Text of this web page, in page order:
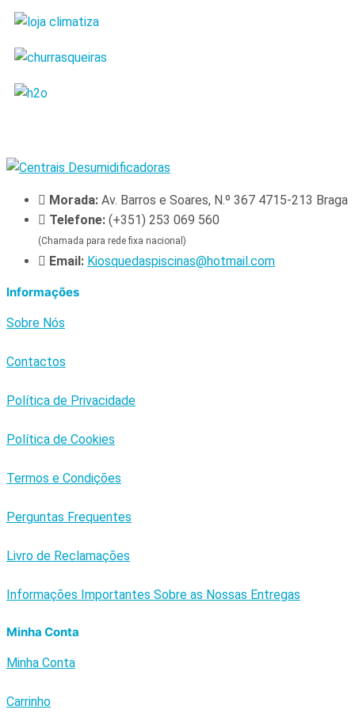
Morada: Av. Barros e Soares, N.º 367 4715-213 Braga
Telefone: (+351) 253 069 560
(Chamada para rede fixa nacional)
Email: Kiosquedaspiscinas@hotmail.com
Informações
Sobre Nós
Contactos
Política de Privacidade
Política de Cookies
Termos e Condições
Perguntas Frequentes
Livro de Reclamações
Informações Importantes Sobre as Nossas Entregas
Minha Conta
Minha Conta
Carrinho